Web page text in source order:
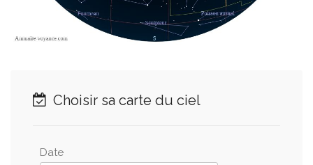
Choisir sa carte du ciel
Date